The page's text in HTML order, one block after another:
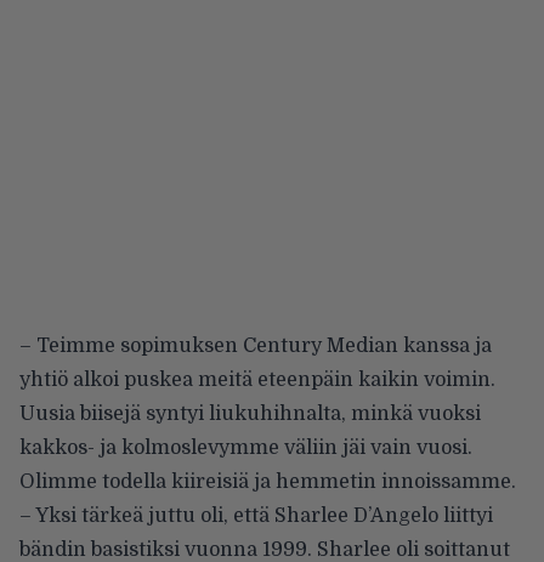
– Teimme sopimuksen Century Median kanssa ja
yhtiö alkoi puskea meitä eteenpäin kaikin voimin.
Uusia biisejä syntyi liukuhihnalta, minkä vuoksi
kakkos- ja kolmoslevymme väliin jäi vain vuosi.
Olimme todella kiireisiä ja hemmetin innoissamme.
– Yksi tärkeä juttu oli, että Sharlee D’Angelo liittyi
bändin basistiksi vuonna 1999. Sharlee oli soittanut